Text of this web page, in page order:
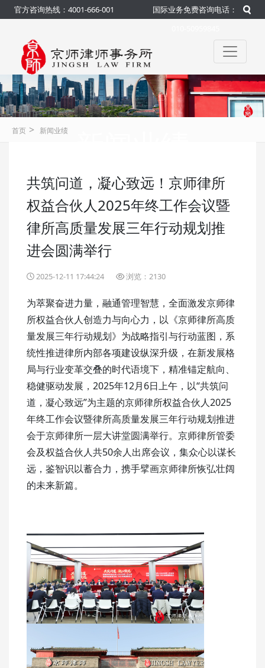
官方咨询热线：4001-666-001
国际业务免费咨询电话：
官方 咨询热线：4001-666-001
首页 > 新闻业绩
共筑问道，凝心致远！京师律所
权益合伙人2025年终工作会议暨
律所高质量发展三年行动规划推
进会圆满举行
2025-12-11 17:44:24 浏览：2130
为萃聚奋进力量，融通管理智慧，全面激发京师律
所权益合伙人创造力与向心力，以《京师律所高质
量发展三年行动规划》为战略指引与行动蓝图，系
统性推进律所内部各项建设纵深升级，在新发展格
局与行业变革交叠的时代语境下，精准锚定航向、
稳健驱动发展，2025年12月6日上午，以“共筑问
道，凝心致远”为主题的京师律所权益合伙人2025
年终工作会议暨律所高质量发展三年行动规划推进
会于京师律所一层大讲堂圆满举行。京师律所管委
会及权益合伙人共50余人出席会议，集众心以谋长
远，鉴智识以蓄合力，携手擘画京师律所恢弘壮阔
的未来新篇。